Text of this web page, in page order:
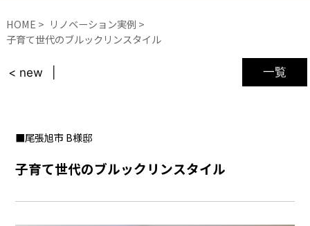
HOME
リノベーション実例
子育て世代のブルックリンスタイル
一覧
< new
尾張旭市 B様邸
子育て世代のブルックリンスタイル